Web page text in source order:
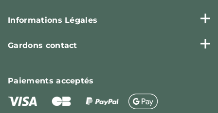
Informations Légales
Gardons contact
Paiementsacceptés